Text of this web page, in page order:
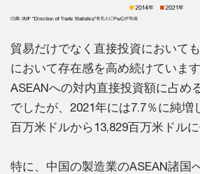
貿易だけでなく直接投資において
において存在感を高め続けていま
ASEANへの対内直接投資額に占め
でしたが、2021年には7.7％に純増
百万米ドルから13,829百万米ドル
特に、中国の製造業のASEAN諸国